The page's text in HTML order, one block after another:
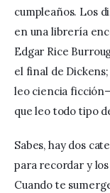
cumpleaños. Los
en una librería
Edgar Rice
el final de
leo ciencia
que leo todo tipo
Sabes, hay dos
para recordar y
Cuando te